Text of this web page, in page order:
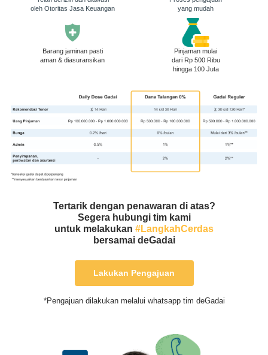
oleh Otoritas Jasa Keuangan
yang mudah
Barang jaminan pasti
aman & diasuransikan
Pinjaman mulai
dari Rp 500 Ribu
hingga 100 Juta
Tertarik dengan penawaran di atas?
Segera hubungi tim kami
untuk melakukan #LangkahCerdas
bersamai deGadai
Lakukan Pengajuan
*Pengajuan dilakukan melalui whatsapp tim deGadai